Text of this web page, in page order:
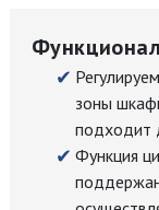
зоны
подходит
Функция